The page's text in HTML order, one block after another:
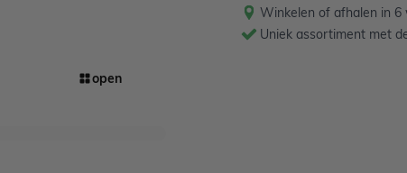
open
Winkelen of afhalen in 6
Uniek assortiment met